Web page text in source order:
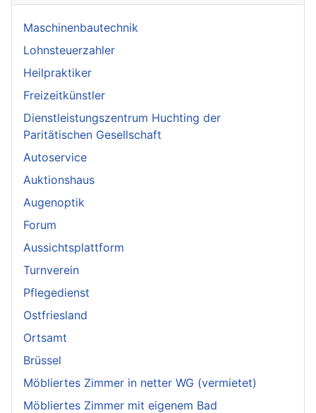
Maschinenbautechnik
Lohnsteuerzahler
Heilpraktiker
Freizeitkünstler
Dienstleistungszentrum Huchting der
Paritätischen Gesellschaft
Autoservice
Auktionshaus
Augenoptik
Forum
Aussichtsplattform
Turnverein
Pflegedienst
Ostfriesland
Ortsamt
Brüssel
Möbliertes Zimmer in netter WG (vermietet)
Möbliertes Zimmer mit eigenem Bad